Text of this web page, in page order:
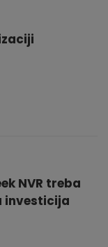
NVR treba
investicija